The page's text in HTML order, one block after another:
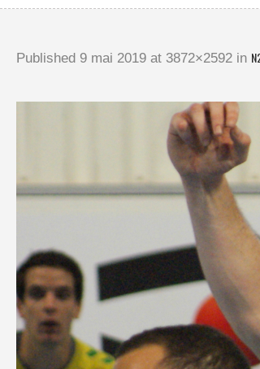
Published 9 mai 2019 at 3872×2592 in